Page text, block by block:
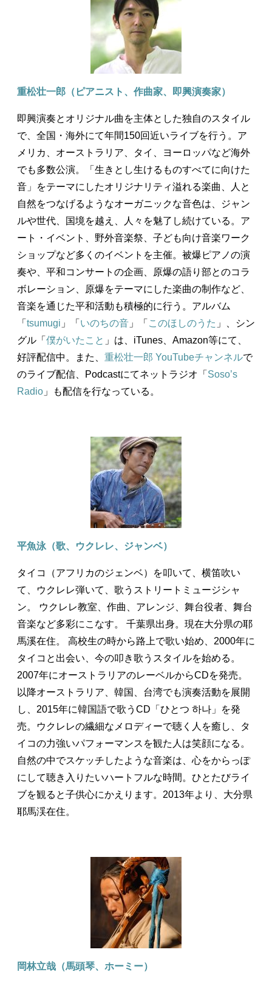
重松壮一郎（ピアニスト、作曲家、即興演奏家）
即興演奏とオリジナル曲を主体とした独自のスタイル
で、全国・海外にて年間150回近いライブを行う。ア
メリカ、オーストラリア、タイ、ヨーロッパなど海外
でも多数公演。「生きとし生けるものすべてに向けた
音」をテーマにしたオリジナリティ溢れる楽曲、人と
自然をつなげるようなオーガニックな音色は、ジャン
ルや世代、国境を越え、人々を魅了し続けている。ア
ート・イベント、野外音楽祭、子ども向け音楽ワーク
ショップなど多くのイベントを主催。被爆ピアノの演
奏や、平和コンサートの企画、原爆の語り部とのコラ
ボレーション、原爆をテーマにした楽曲の制作など、
音楽を通じた平和活動も積極的に行う。アルバム
「 tsumugi 」「 いのちの音 」「 このほしのうた 」、シン
グル「 僕がいたこと 」は、iTunes、Amazon等にて、
好評配信中。また、 重松壮一郎 YouTubeチャンネルで
のライブ配信、Podcastにてネットラジオ「 Soso’s
Radio 」も配信を行なっている。
平魚泳（歌、ウクレレ、ジャンベ）
タイコ（アフリカのジェンベ）を叩いて、横笛吹い
て、ウクレレ弾いて、歌うストリートミュージシャ
ン。 ウクレレ教室、作曲、アレンジ、舞台役者、舞台
音楽など多彩にこなす。 千葉県出身。現在大分県の耶
馬溪在住。 高校生の時から路上で歌い始め、2000年に
タイコと出会い、今の叩き歌うスタイルを始める。
2007年にオーストラリアのレーベルからCDを発売。
以降オーストラリア、韓国、台湾でも演奏活動を展開
し、2015年に韓国語で歌うCD「ひとつ 하나」を発
売。ウクレレの繊細なメロディーで聴く人を癒し、タ
イコの力強いパフォーマンスを観た人は笑顔になる。
自然の中でスケッチしたような音楽は、心をからっぽ
にして聴き入りたいハートフルな時間。ひとたびライ
ブを観ると子供心にかえります。2013年より、大分県
耶馬渓在住。
岡林立哉（馬頭琴、ホーミー）